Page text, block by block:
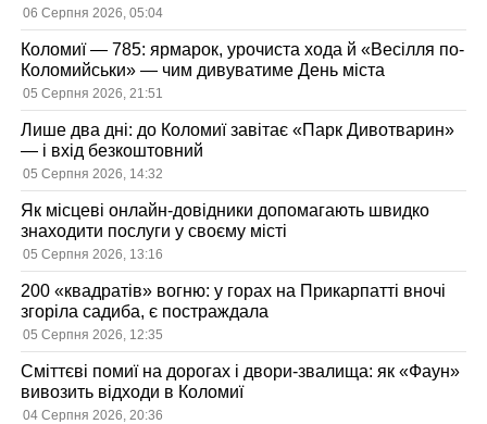
06 Серпня 2026, 05:04
Коломиї — 785: ярмарок, урочиста хода й «Весілля по-
Коломийськи» — чим дивуватиме День міста
05 Серпня 2026, 21:51
Лише два дні: до Коломиї завітає «Парк Дивотварин»
— і вхід безкоштовний
05 Серпня 2026, 14:32
Як місцеві онлайн-довідники допомагають швидко
знаходити послуги у своєму місті
05 Серпня 2026, 13:16
200 «квадратів» вогню: у горах на Прикарпатті вночі
згоріла садиба, є постраждала
05 Серпня 2026, 12:35
Сміттєві помиї на дорогах і двори-звалища: як «Фаун»
вивозить відходи в Коломиї
04 Серпня 2026, 20:36